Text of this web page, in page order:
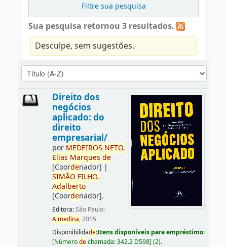
Filtre sua pesquisa
Sua pesquisa retornou 3 resultados.
Desculpe, sem sugestões.
Direito dos
negócios
aplicado: do
direito
empresarial/
por MEDEIROS NETO,
Elias Marques de
[Coordenador] |
SIMÃO FILHO,
Adalberto
[Coordenador].
Editora:São Paulo:
Almedina,2015
Disponibilidade:Itens disponíveis para empréstimo:
[Númerodechamada:342.2 D598] (2).